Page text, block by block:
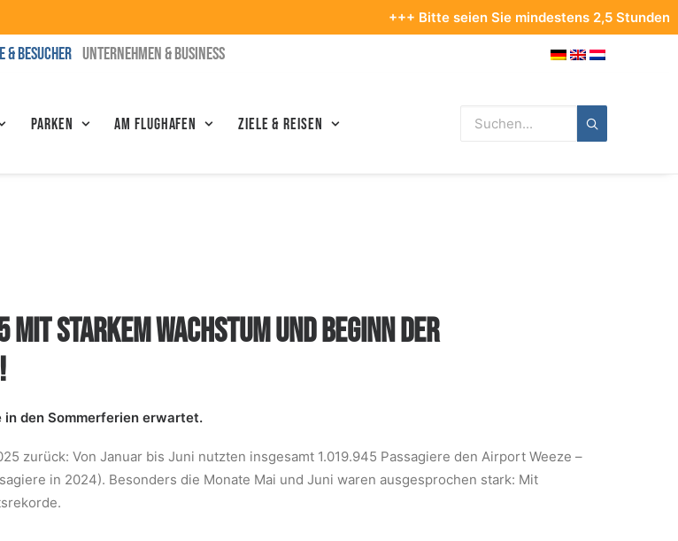
+++ Bitte seien Sie mindestens 2,5 Stunden vor Ihrem
& BESUCHER UNTERNEHMEN & BUSINESS
Parken Am Flughafen Ziele & Reisen
STARKEM WACHSTUM UND BEGINN DER
in den Sommerferien erwartet.
zurück: Von Januar bis Juni nutzten insgesamt 1.019.945 Passagiere den Airport Weeze –
in 2024). Besonders die Monate Mai und Juni waren ausgesprochen stark: Mit